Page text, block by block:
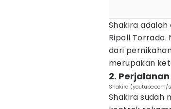
Shakira
Ripoll Torrado.
dari
merupakan
2.
Shakira (youtube.com/
Shakira sudah